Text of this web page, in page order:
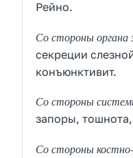
Рейно.
Со стороны органа
секреции
конъюнктивит.
Со стороны
запоры,
Со стороны